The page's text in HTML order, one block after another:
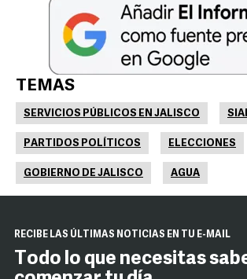
TEMAS
SERVICIOS PÚBLICOS EN JALISCO
PARTIDOS POLÍTICOS ELECCIONES
GOBIERNO DE JALISCO AGUA
RECIBE LAS ÚLTIMAS NOTICIAS EN TU E-MAIL
Todo lo que necesitas